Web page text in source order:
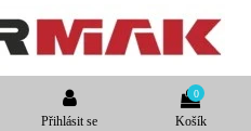
Přihlásit se
0
Košík